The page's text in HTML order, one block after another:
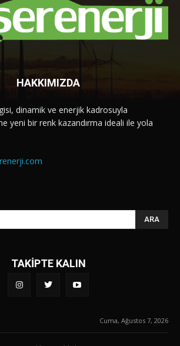
HAKKIMIZDA
dinamik ve enerjik kadrosuyla
yeni bir renk kazandırma ideali ile yola
ARA
TAKİPTE KALIN
Cuma, Ağustos 7, 2026